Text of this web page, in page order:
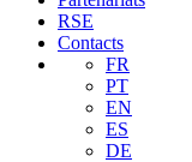
RSE
Contacts
FR
PT
EN
ES
DE